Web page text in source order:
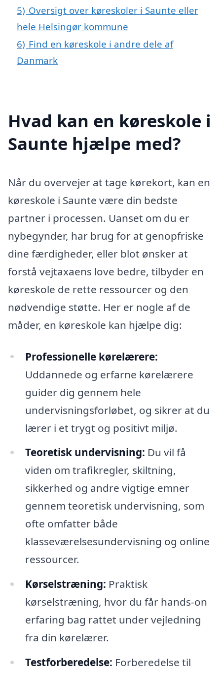
5) Oversigt over køreskoler i Saunte eller
hele Helsingør kommune
6) Find en køreskole i andre dele af
Danmark
Hvad kan en køreskole i
Saunte hjælpe med?
Når du overvejer at tage kørekort, kan en
køreskole i Saunte være din bedste
partner i processen. Uanset om du er
nybegynder, har brug for at genopfriske
dine færdigheder, eller blot ønsker at
forstå vejtaxaens love bedre, tilbyder en
køreskole de rette ressourcer og den
nødvendige støtte. Her er nogle af de
måder, en køreskole kan hjælpe dig:
Professionelle kørelærere:
Uddannede og erfarne kørelærere
guider dig gennem hele
undervisningsforløbet, og sikrer at du
lærer i et trygt og positivt miljø.
Teoretisk undervisning: Du vil få
viden om trafikregler, skiltning,
sikkerhed og andre vigtige emner
gennem teoretisk undervisning, som
ofte omfatter både
klasseværelsesundervisning og online
ressourcer.
Kørselstræning: Praktisk
kørselstræning, hvor du får hands-on
erfaring bag rattet under vejledning
fra din kørelærer.
Testforberedelse: Forberedelse til